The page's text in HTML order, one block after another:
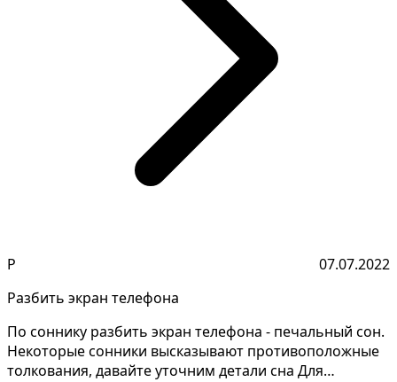
Р
07.07.2022
Разбить экран телефона
По соннику разбить экран телефона - печальный сон.
Некоторые сонники высказывают противоположные
толкования, давайте уточним детали сна Для